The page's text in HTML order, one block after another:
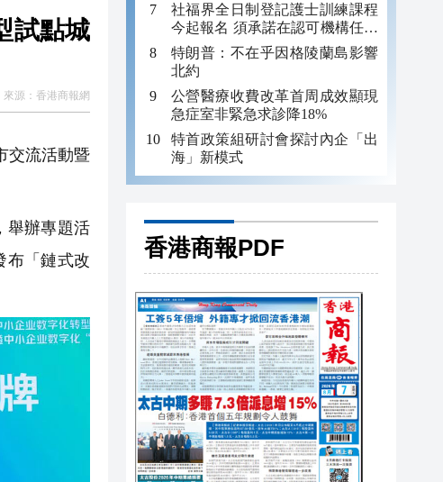
來源： 香港商報網
交流活動暨
舉辦專題活
布「鏈式改
社福界全日制登記護士訓練課程
今起報名 須承諾在認可機構任職
至少三年
特朗普：不在乎因格陵蘭島影響
北約
公營醫療收費改革首周成效顯現
急症室非緊急求診降18%
特首政策組研討會探討內企「出
海」新模式
香港商報PDF